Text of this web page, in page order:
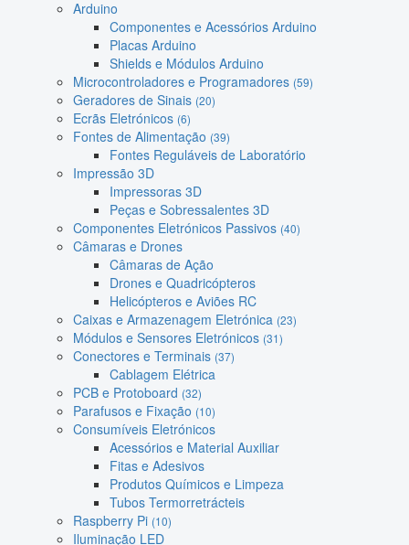
Arduino
Componentes e Acessórios Arduino
Placas Arduino
Shields e Módulos Arduino
Microcontroladores e Programadores (59)
Geradores de Sinais (20)
Ecrãs Eletrónicos (6)
Fontes de Alimentação (39)
Fontes Reguláveis de Laboratório
Impressão 3D
Impressoras 3D
Peças e Sobressalentes 3D
Componentes Eletrónicos Passivos (40)
Câmaras e Drones
Câmaras de Ação
Drones e Quadricópteros
Helicópteros e Aviões RC
Caixas e Armazenagem Eletrónica (23)
Módulos e Sensores Eletrónicos (31)
Conectores e Terminais (37)
Cablagem Elétrica
PCB e Protoboard (32)
Parafusos e Fixação (10)
Consumíveis Eletrónicos
Acessórios e Material Auxiliar
Fitas e Adesivos
Produtos Químicos e Limpeza
Tubos Termorretrácteis
Raspberry Pi (10)
Iluminação LED